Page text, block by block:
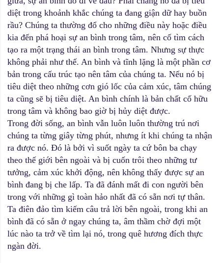
diệt trong khoảnh khắc chúng ta đang giận dữ hay buồn
rầu? Chúng ta thường đổ cho những điều này hoặc điều
kia đến phá hoại sự an bình trong tâm, nên cố tìm cách
tạo ra một trạng thái an bình trong tâm. Nhưng sự thực
không phải như thế. An bình và tĩnh lặng là một phần cơ
bản trong cấu trúc tạo nên tâm của chúng ta. Nếu nó bị
tiêu diệt theo những cơn gió lốc của cảm xúc, tâm chúng
ta cũng sẽ bị tiêu diệt. An bình chính là bản chất cố hữu
trong tâm và không bao giờ bị hủy diệt được.
Trong đời sống, an bình vẫn luôn luôn thường trú nơi
chúng ta từng giây từng phút, nhưng ít khi chúng ta nhận
ra được nó. Đó là bởi vì suốt ngày ta cứ bôn ba chạy
theo thế giới bên ngoài và bị cuốn trôi theo những tư
tưởng, cảm xúc khởi động, nên không thấy được sự an
bình đang bị che lấp. Ta đã đánh mất đi con người bên
trong với những gì toàn hảo nhất đã có sẵn nơi tự thân.
Ta điên đảo tìm kiếm câu trả lời bên ngoài, trong khi an
bình đã có sẵn ở ngay chúng ta, âm thầm chờ đợi một
lúc nào ta trở về tìm lại nó, trong quê hương đích thực
ngàn đời.